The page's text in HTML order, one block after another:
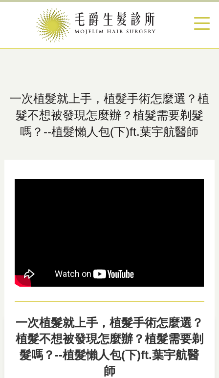
一次植髮就上手，植髮手術怎麼選？植
髮不想被發現怎麼辦？植髮需要剃髮
嗎？--植髮懶人包(下)ft.葉宇航醫師
一次植髮就上手，植髮手術怎麼選？
植髮不想被發現怎麼辦？植髮需要剃
髮嗎？--植髮懶人包(下)ft.葉宇航醫
師